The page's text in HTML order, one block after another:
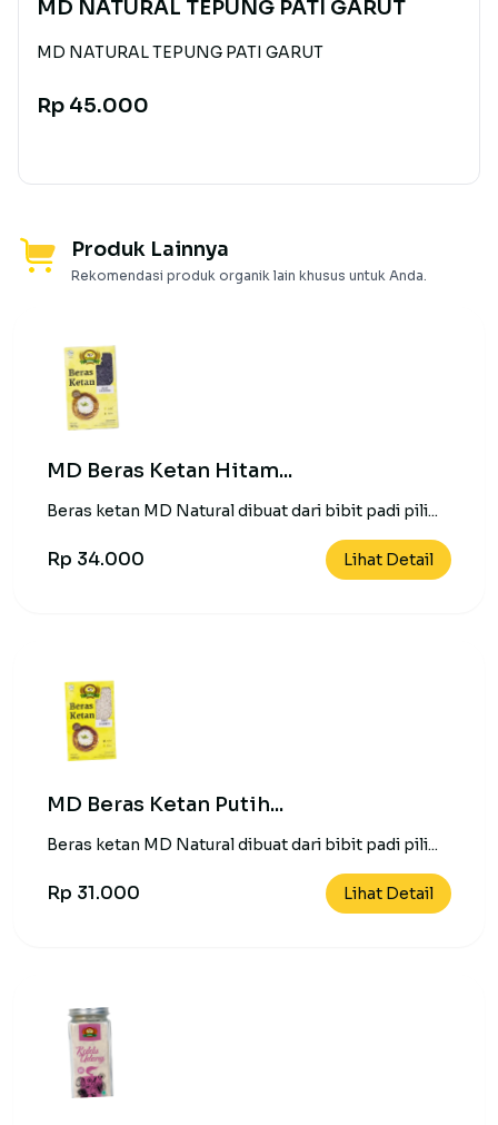
MD NATURAL TEPUNG PATI GARUT
MD NATURAL TEPUNG PATI GARUT
Rp 45.000
Produk Lainnya
Rekomendasi produk organik lain khusus untuk Anda.
MD Beras Ketan Hitam...
Beras ketan MD Natural dibuat dari bibit padi pili...
Rp 34.000 Lihat Detail
MD Beras Ketan Putih...
Beras ketan MD Natural dibuat dari bibit padi pili...
Rp 31.000 Lihat Detail